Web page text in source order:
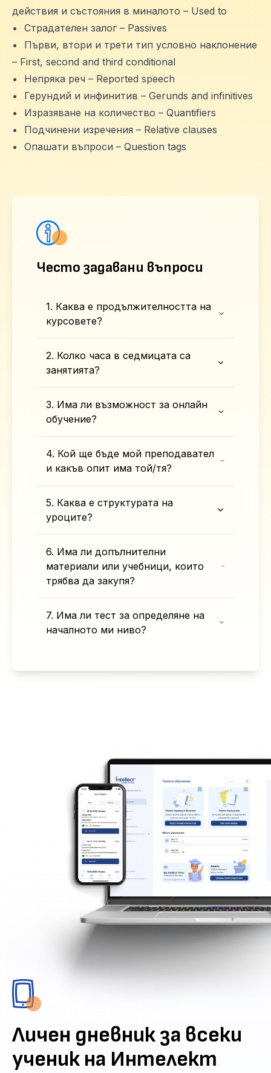
действия и състояния в миналотo – Used to
•
Страдателен залог – Passives
•
Първи, втори и трети тип условно наклонение
– First, second and third conditional
•
Непряка реч – Reported speech
•
Герундий и инфинитив – Gerunds and infinitives
•
Изразяване на количество – Quantifiers
•
Подчинени изречения – Relative clauses
•
Опашати въпроси – Question tags
Често задавани въпроси
1. Каква е продължителността на
курсовете?
2. Колко часа в седмицата са
занятията?
3. Има ли възможност за онлайн
обучение?
4. Кой ще бъде мой преподавател
и какъв опит има той/тя?
5. Каква е структурата на
уроците?
6. Има ли допълнителни
материали или учебници, които
трябва да закупя?
7. Има ли тест за определяне на
началното ми ниво?
Личен дневник за всеки
ученик на Интелект